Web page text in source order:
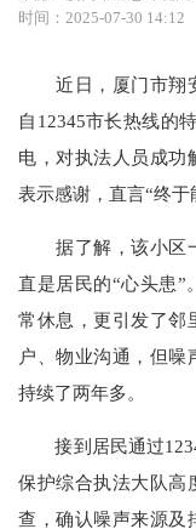
时间：2025-07-30 14:12
近日，厦门市翔安
自12345市长热线的
电，对执法人员成功
表示感谢，直言“终于
据了解，该小区一
直是居民的“心头患”
常休息，更引发了邻
户、物业沟通，但
持续了两年多。
接到居民通过
保护综合执法大队高
查，确认噪声来源及